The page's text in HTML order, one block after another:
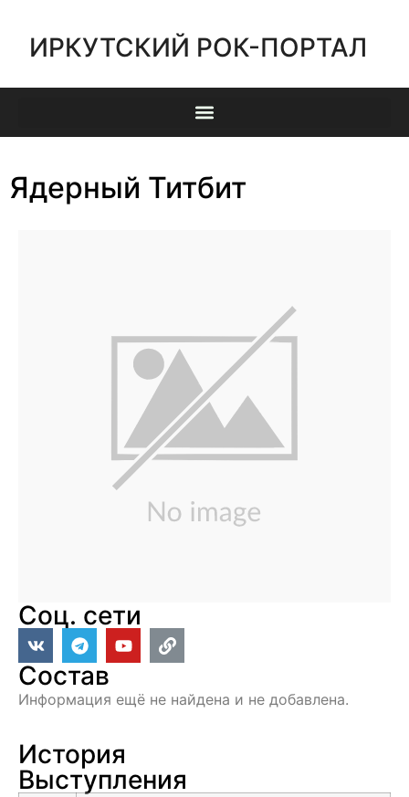
ИРКУТСКИЙ РОК-ПОРТАЛ
Ядерный Титбит
Соц. сети
Состав
Информация ещё не найдена и не добавлена.
История
Выступления